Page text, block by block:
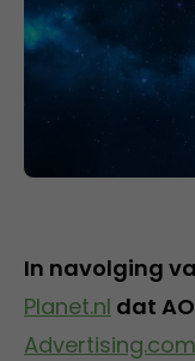
In navolging
Planet.nl dat
Advertising.com